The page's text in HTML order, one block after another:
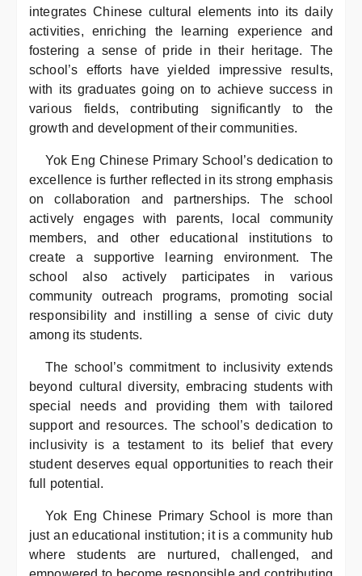
integrates Chinese cultural elements into its daily
activities, enriching the learning experience and
fostering a sense of pride in their heritage. The
school’s efforts have yielded impressive results,
with its graduates going on to achieve success in
various fields, contributing significantly to the
growth and development of their communities.
Yok Eng Chinese Primary School’s dedication to
excellence is further reflected in its strong emphasis
on collaboration and partnerships. The school
actively engages with parents, local community
members, and other educational institutions to
create a supportive learning environment. The
school also actively participates in various
community outreach programs, promoting social
responsibility and instilling a sense of civic duty
among its students.
The school’s commitment to inclusivity extends
beyond cultural diversity, embracing students with
special needs and providing them with tailored
support and resources. The school’s dedication to
inclusivity is a testament to its belief that every
student deserves equal opportunities to reach their
full potential.
Yok Eng Chinese Primary School is more than
just an educational institution; it is a community hub
where students are nurtured, challenged, and